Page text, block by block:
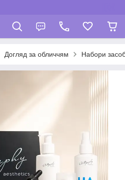
Догляд за обличчям Набори